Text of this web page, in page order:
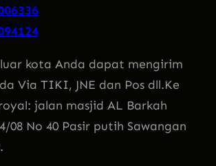
kota Anda dapat mengirim
Via TIKI, JNE dan Pos dll.Ke
jalan masjid AL Barkah
08 No 40 Pasir putih Sawangan